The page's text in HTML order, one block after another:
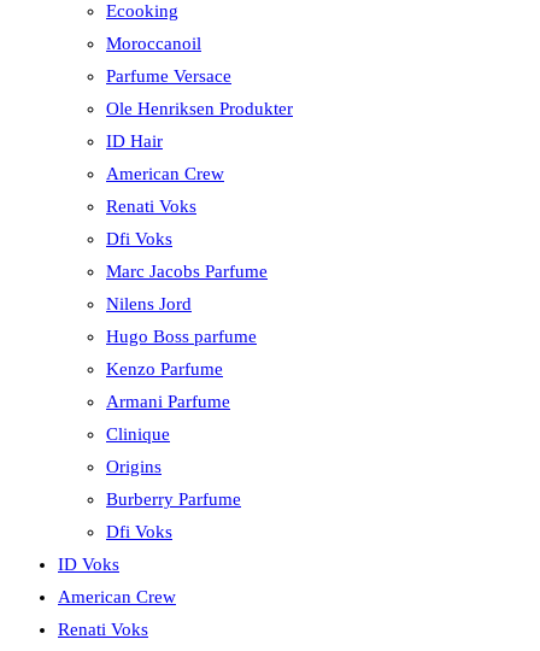
Ecooking
Moroccanoil
Parfume Versace
Ole Henriksen Produkter
ID Hair
American Crew
Renati Voks
Dfi Voks
Marc Jacobs Parfume
Nilens Jord
Hugo Boss parfume
Kenzo Parfume
Armani Parfume
Clinique
Origins
Burberry Parfume
Dfi Voks
ID Voks
American Crew
Renati Voks